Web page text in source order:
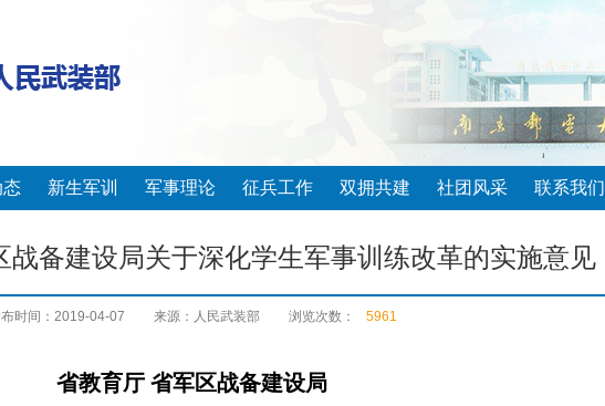
态 新生军训 军事理论 征兵工作 双拥共建 社团风采 联系我们
战备建设局关于深化学生军事训练改革的实施意见
时间：2019-04-07 来源：人民武装部 浏览次数： 5961
省教育厅 省军区战备建设局